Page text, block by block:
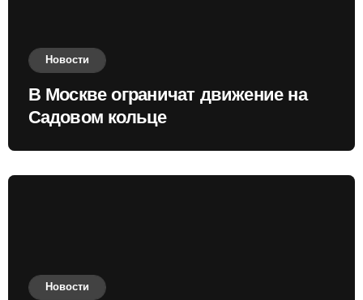
Новости
В Москве ограничат движение на
Садовом кольце
Новости